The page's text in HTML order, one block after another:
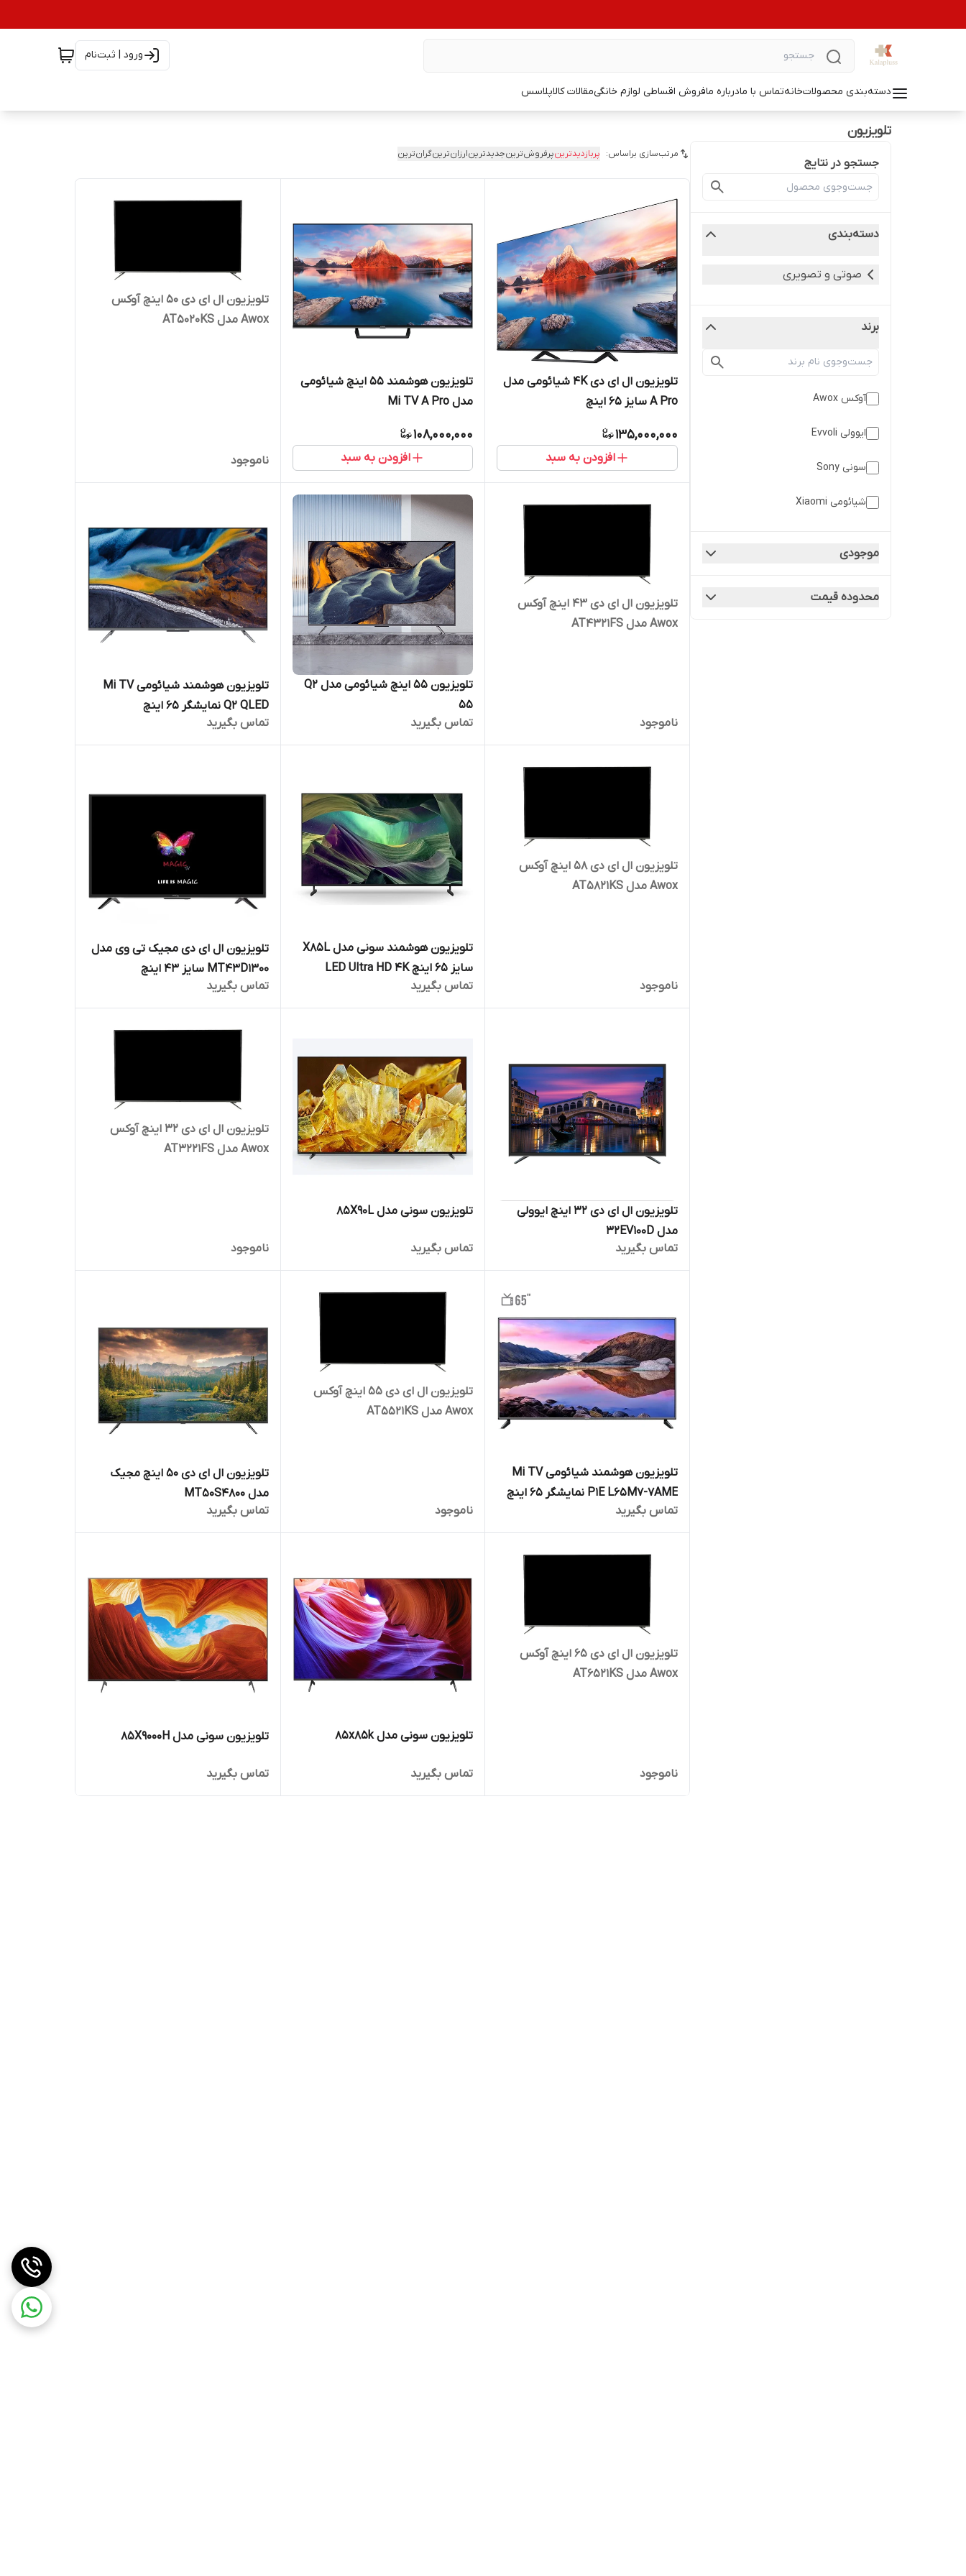
ورود | ثبت‌نام
دسته‌بندی محصولاتخانهتماس با مادرباره مافروش اقساطی لوازم خانگیمقالات کالاپلاسس
تلویزیون
جستجو در نتایج
دسته‌بندی
صوتی و تصویری
برند
آوکس Awox
ایوولی Evvoli
سونی Sony
شیائومی Xiaomi
موجودی
محدوده قیمت
مرتب‌سازی براساس: پربازدیدترینپرفروش‌ترینجدیدترینارزان‌ترینگران‌ترین
تلویزیون ال ای دی 4K شیائومی مدل
A Pro سایز 65 اینچ
135,000,000
افزودن به سبد
تلویزیون هوشمند 55 اینچ شیائومی
مدل Mi TV A Pro
108,000,000
افزودن به سبد
تلویزیون ال ای دی 50 اینچ آوکس
Awox مدل AT5020KS
ناموجود
تلویزیون ال ای دی 43 اینچ آوکس
Awox مدل AT4321FS
ناموجود
تلویزیون 55 اینچ شیائومی مدل Q2
55
تماس بگیرید
تلویزیون هوشمند شیائومی Mi TV
Q2 QLED نمایشگر 65 اینچ
تماس بگیرید
تلویزیون ال ای دی 58 اینچ آوکس
Awox مدل AT5821KS
ناموجود
تلویزیون هوشمند سونی مدل X85L
سایز ۶۵ اینچ LED Ultra HD 4K
تماس بگیرید
تلویزیون ال ای دی مجیک تی وی مدل
MT43D1300 سایز 43 اینچ
تماس بگیرید
تلویزیون ال ای دی 32 اینچ ایوولی
مدل 32EV100D
تماس بگیرید
تلویزیون سونی مدل 85X90L
تماس بگیرید
تلویزیون ال ای دی 32 اینچ آوکس
Awox مدل AT3221FS
ناموجود
تلویزیون هوشمند شیائومی Mi TV
P1E L65M7-7AME نمایشگر 65 اینچ
تماس بگیرید
تلویزیون ال ای دی 55 اینچ آوکس
Awox مدل AT5521KS
ناموجود
تلویزیون ال ای دی 50 اینچ مجیک
مدل MT50S4800
تماس بگیرید
تلویزیون ال ای دی 65 اینچ آوکس
Awox مدل AT6521KS
ناموجود
تلویزیون سونی مدل 85x85k
تماس بگیرید
تلویزیون سونی مدل 85X9000H
تماس بگیرید